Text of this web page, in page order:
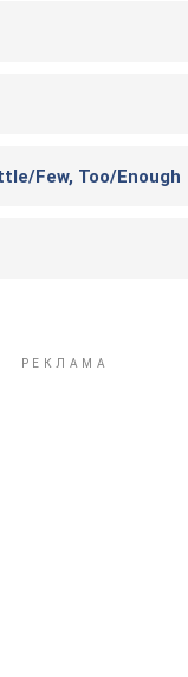
Few, Too/Enough